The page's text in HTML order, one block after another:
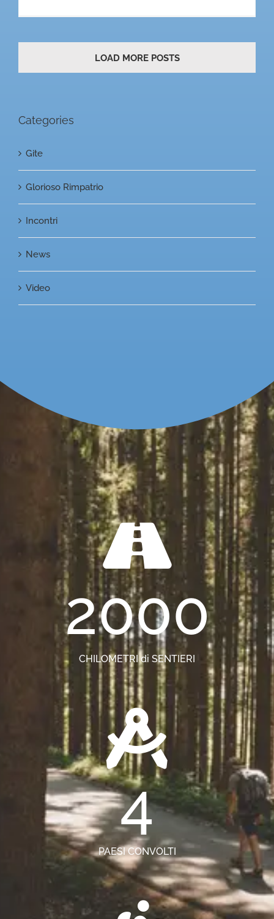
LOAD MORE POSTS
Categories
Gite
Glorioso Rimpatrio
Incontri
News
Video
2000
CHILOMETRI di SENTIERI
4
PAESI CONVOLTI